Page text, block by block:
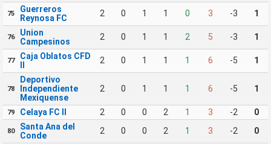
75
Guerreros
Reynosa FC
2 0 1 1 0 3 -3 1
76
Union
Campesinos
2 0 1 1 2 5 -3 1
77
Caja Oblatos CFD
2 0 1 1 1 6 -5 1
78
Deportivo
Independiente
Mexiquense
2 0 1 1 1 6 -5 1
79 Celaya FC II 2 0 0 2 1 3 -2 0
80
Santa Ana del
Conde
2 0 0 2 1 3 -2 0